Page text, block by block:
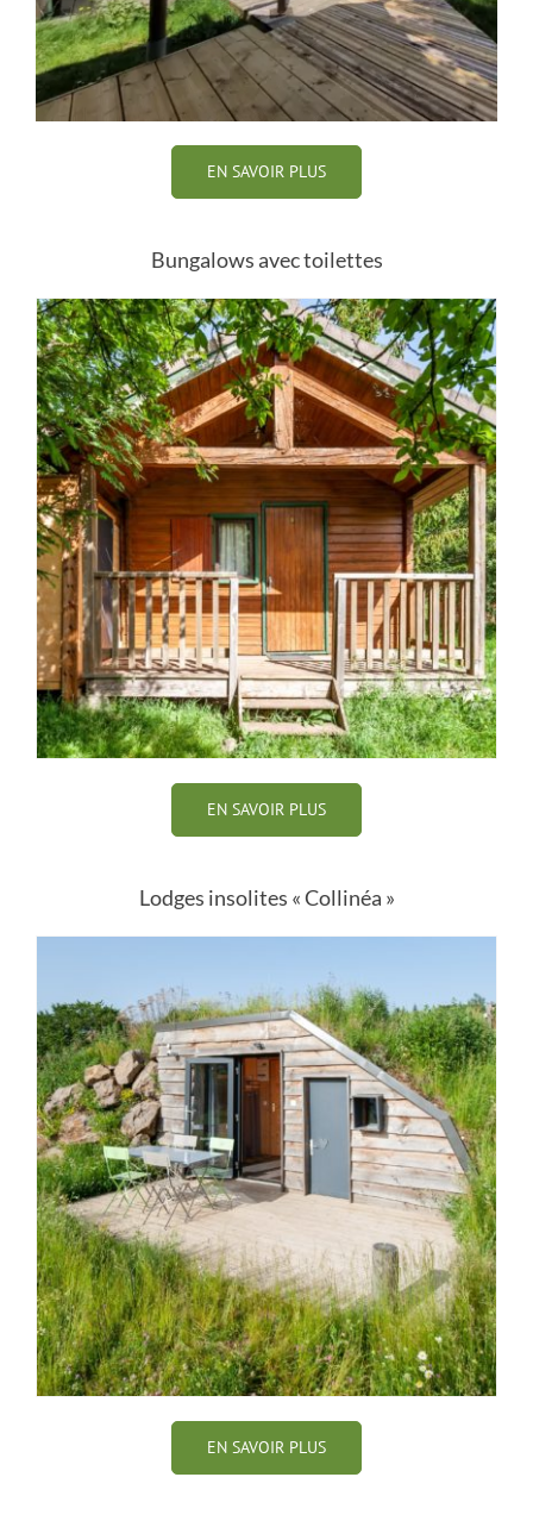
EN SAVOIR PLUS
Bungalows avec toilettes
EN SAVOIR PLUS
Lodges insolites « Collinéa »
EN SAVOIR PLUS